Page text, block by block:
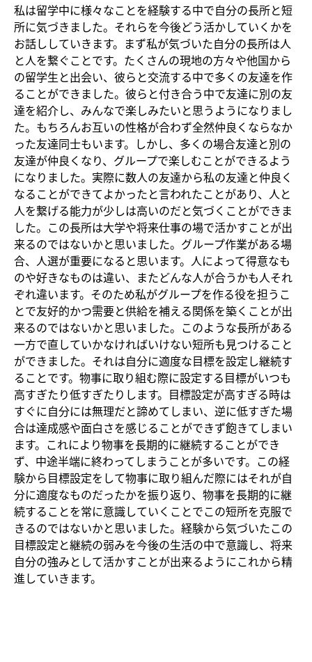
私は留学中に様々なことを経験する中で自分の長所と短
所に気づきました。それらを今後どう活かしていくかを
お話ししていきます。まず私が気づいた自分の長所は人
と人を繋ぐことです。たくさんの現地の方々や他国から
の留学生と出会い、彼らと交流する中で多くの友達を作
ることができました。彼らと付き合う中で友達に別の友
達を紹介し、みんなで楽しみたいと思うようになりまし
た。もちろんお互いの性格が合わず全然仲良くならなか
った友達同士もいます。しかし、多くの場合友達と別の
友達が仲良くなり、グループで楽しむことができるよう
になりました。実際に数人の友達から私の友達と仲良く
なることができてよかったと言われたことがあり、人と
人を繋げる能力が少しは高いのだと気づくことができま
した。この長所は大学や将来仕事の場で活かすことが出
来るのではないかと思いました。グループ作業がある場
合、人選が重要になると思います。人によって得意なも
のや好きなものは違い、またどんな人が合うかも人それ
ぞれ違います。そのため私がグループを作る役を担うこ
とで友好的かつ需要と供給を補える関係を築くことが出
来るのではないかと思いました。このような長所がある
一方で直していかなければいけない短所も見つけること
ができました。それは自分に適度な目標を設定し継続す
ることです。物事に取り組む際に設定する目標がいつも
高すぎたり低すぎたりします。目標設定が高すぎる時は
すぐに自分には無理だと諦めてしまい、逆に低すぎた場
合は達成感や面白さを感じることができず飽きてしまい
ます。これにより物事を長期的に継続することができ
ず、中途半端に終わってしまうことが多いです。この経
験から目標設定をして物事に取り組んだ際にはそれが自
分に適度なものだったかを振り返り、物事を長期的に継
続することを常に意識していくことでこの短所を克服で
きるのではないかと思いました。経験から気づいたこの
目標設定と継続の弱みを今後の生活の中で意識し、将来
自分の強みとして活かすことが出来るようにこれから精
進していきます。